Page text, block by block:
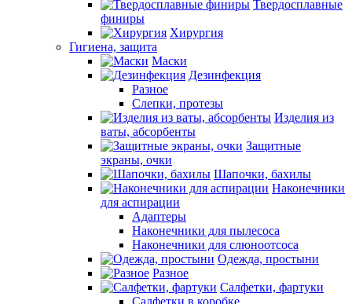
Твердосплавные
финиры
Хирургия
Гигиена, защита
Маски
Дезинфекция
Разное
Слепки, протезы
Изделия из
ваты, абсорбенты
Защитные
экраны, очки
Шапочки, бахилы
Наконечники
для аспирации
Адаптеры
Наконечники для пылесоса
Наконечники для слюноотсоса
Одежда, простыни
Разное
Салфетки, фартуки
Салфетки в коробке